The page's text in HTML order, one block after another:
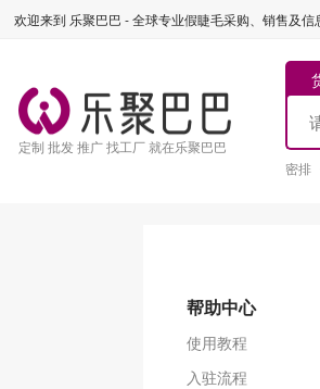
欢迎来到 乐聚巴巴 - 全球专业假睫毛采购、销售及信
定制 批发 推广 找工厂 就在乐聚巴巴
密排
帮助中心
使用教程
入驻流程